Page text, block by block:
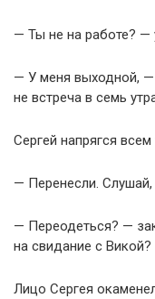
— Ты не на работе? —
— У меня выходной, —
не встреча в семь
Сергей напрягся всем
— Перенесли.
— Переодеться? —
на свидание с Викой?
Лицо Сергея